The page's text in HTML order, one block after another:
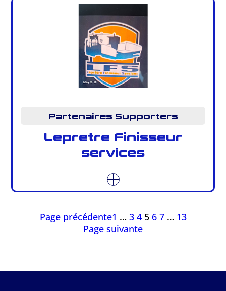
Partenaires Supporters
Lepretre Finisseur
services
Page précédente1 … 3 4 5 6 7 … 13
Page suivante